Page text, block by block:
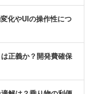
化やUIの操作性につ
正義か？開発費確保